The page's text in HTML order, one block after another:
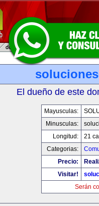
El dueño de este
Mayusculas:
Minusculas:
Longitud:
21
Categorias:
Precio:
Visitar!
Serán